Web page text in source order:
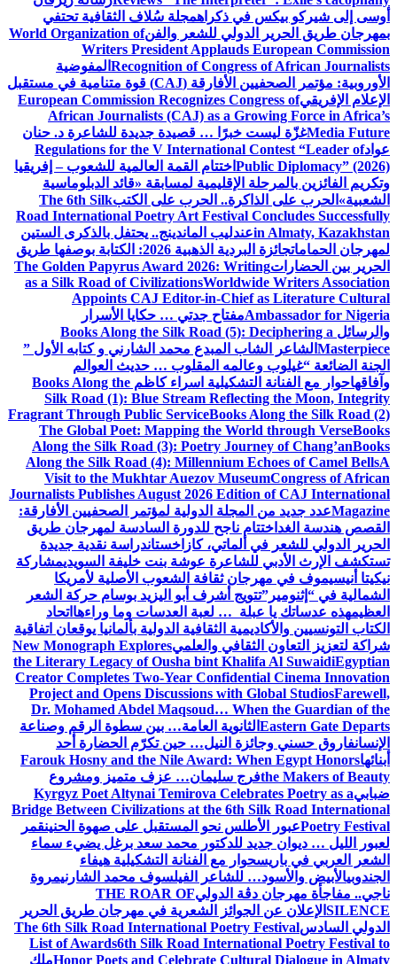
أوسى إلى شيركو بيكس في ذكراهمجلة سُلاف الثقافية تحتفي
بمهرجان طريق الحرير الدولي للشعر والفنWorld Organization of
Writers President Applauds European Commission
Recognition of Congress of African Journalists المفوضية
الأوروبية: مؤتمر الصحفيين الأفارقة (CAJ) قوة متنامية في مستقبل
الإعلام الإفريقيEuropean Commission Recognizes Congress of
African Journalists (CAJ) as a Growing Force in Africa’s
Media Futureغزّة ليست خبرًا … قصيدة جديدة للشاعرة د. حنان
عوادRegulations for the V International Contest “Leader of
Public Diplomacy” (2026) اختتام القمة العالمية للشعوب – إفريقيا
وتكريم الفائزين بالمرحلة الإقليمية لمسابقة «قائد الدبلوماسية
الشعبية» الحرب على الذاكرة.. الحرب على الكتبThe 6th Silk
Road International Poetry Art Festival Concludes Successfully
in Almaty, Kazakhstanعندليب الماندينج.. يحتفل بالذكرى الستين
لمهرجان الحمامات
جائزة البردية الذهبية 2026: الكتابة بوصفها طريق
الحرير بين الحضاراتThe Golden Papyrus Award 2026: Writing
as a Silk Road of CivilizationsWorldwide Writers Association
Appoints CAJ Editor-in-Chief as Literature Cultural
Ambassador for Nigeriaمفتاح جدتي … حكايا الأسرار
والرسائل Books Along the Silk Road (5): Deciphering a
Masterpiece الشاعر الشاب المبدع محمد الشارني و كتابه الأول ”
الجنة الضائعة “غيلوب وعالمه المقلوب … حديث العوالم
وآفاقهاحوار مع الفنانة التشكيلية اسراء كاظم Books Along the
Silk Road (1): Blue Stream Reflecting the Moon, Integrity
Fragrant Through Public ServiceBooks Along the Silk Road (2)
The Global Poet: Mapping the World through VerseBooks
Along the Silk Road (3): Poetry Journey of Chang’anBooks
Along the Silk Road (4): Millennium Echoes of Camel BellsA
Visit to the Mukhtar Auezov MuseumCongress of African
Journalists Publishes August 2026 Edition of CAJ International
Magazineعدد جديد من المجلة الدولية لمؤتمر الصحفيين الأفارقة:
القصص هندسة الغد اختتام ناجح للدورة السادسة لمهرجان طريق
الحرير الدولي للشعر في ألماتي، كازاخستاندراسة نقدية جديدة
تستكشف الإرث الأدبي للشاعرة عوشة بنت خليفة السويديمشاركة
نيكيتا أنيسيموف في مهرجان ثقافة الشعوب الأصلية لأمريكا
الشمالية في “إثنومير”تتويج أشرف أبو اليزيد بوسام حركة الشعر
العظيمهذه عدساتك يا عبلة … لعبة العدسات وما وراءها اتحاد
الكتاب التونسيين والأكاديمية الثقافية الدولية بألمانيا يوقعان اتفاقية
شراكة لتعزيز التعاون الثقافي والعلميNew Monograph Explores
the Literary Legacy of Ousha bint Khalifa Al SuwaidiEgyptian
Creator Completes Two-Year Confidential Cinema Innovation
Project and Opens Discussions with Global StudiosFarewell,
Dr. Mohamed Abdel Maqsoud… When the Guardian of the
Eastern Gate Departs الثانوية العامة… بين سطوة الرقم وصناعة
الإنسانفاروق حسني وجائزة النيل… حين تكرّم الحضارة أحد
أبنائهاFarouk Hosny and the Nile Award: When Egypt Honors
the Makers of Beautyفرج سليمان… عزف متميز ومشروع
ضبابيKyrgyz Poet Altynai Temirova Celebrates Poetry as a
Bridge Between Civilizations at the 6th Silk Road International
Poetry Festivalعبور الأطلس نحو المستقبل على صهوة الحنينقمر
لعبور الليل … ديوان جديد للدكتور محمد سعد برغل يضيء سماء
الشعر العربي في باريسحوار مع الفنانة التشكيلية هيفاء
الجندوبيالأبيض والأسود… للشاعر الفيلسوف محمد الشارنيمروة
ناجي.. مفاجأة مهرجان دڨة الدوليTHE ROAR OF
SILENCE الإعلان عن الجوائز الشعرية في مهرجان طريق الحرير
الدولي السادسThe 6th Silk Road International Poetry Festival
List of Awards6th Silk Road International Poetry Festival to
Honor Poets and Celebrate Cultural Dialogue in Almatyملك